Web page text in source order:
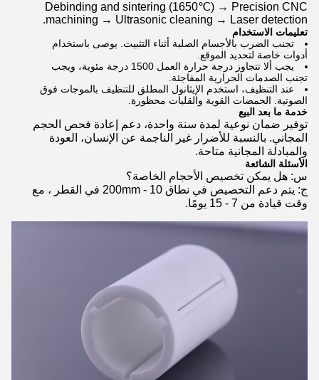
Debinding and sintering (1650℃) → Precision CNC
machining → Ultrasonic cleaning → Laser detection.
تعليمات الاستخدام
تجنب الضرب بالأجسام الصلبة أثناء التثبيت. يوصى باستخدام
أدوات خاصة لتحديد الموقع.
يجب ألا تتجاوز درجة حرارة العمل 1500 درجة مئوية، ويجب
تجنب الصدمات الحرارية المفاجئة.
عند التنظيف، استخدم الإيثانول المطلق للتنظيف بالموجات فوق
الصوتية. الحمضات القوية والقليات محظورة.
خدمة ما بعد البيع
توفير ضمان نوعية لمدة سنة واحدة، دعم إعادة فحص الحجم
المجاني. بالنسبة للأضرار غير الناجمة عن الإنسان، العودة
والمبادلة المجانية متاحة.
الأسئلة الشائعة
س: هل يمكن تخصيص الأحجام الخاصة؟
ج: يتم دعم التخصيص في نطاق 10 - 200mm في القطر ، مع
وقت قيادة من 7 - 15 يومًا.